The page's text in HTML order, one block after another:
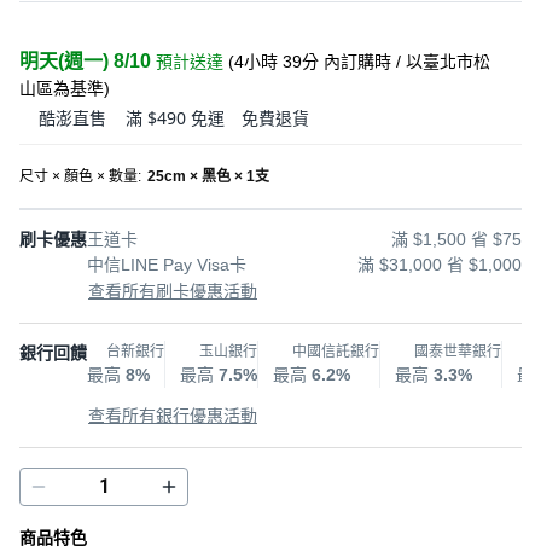
明天(週一) 8/10 預計送達 (4小時 39分 內訂購時 / 以臺北市松
山區為基準)
酷澎直售 滿 $490 免運 免費退貨
尺寸 × 顏色 × 數量: 25cm × 黑色 × 1支
刷卡優惠王道卡
滿 $1,500 省 $75
中信LINE Pay Visa卡
滿 $31,000 省 $1,000
查看所有刷卡優惠活動
銀行回饋 台新銀行
最高 8%
玉山銀行
最高 7.5%
中國信託銀行
最高 6.2%
國泰世華銀行
最高 3.3% 最
查看所有銀行優惠活動
商品特色